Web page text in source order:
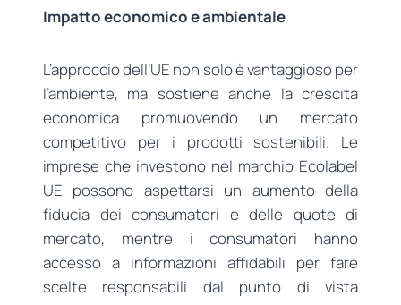
Impatto economico e ambientale
L’approccio dell’UE non solo è vantaggioso per
l’ambiente, ma sostiene anche la crescita
economica promuovendo un mercato
competitivo per i prodotti sostenibili. Le
imprese che investono nel marchio Ecolabel
UE possono aspettarsi un aumento della
fiducia dei consumatori e delle quote di
mercato, mentre i consumatori hanno
accesso a informazioni affidabili per fare
scelte responsabili dal punto di vista